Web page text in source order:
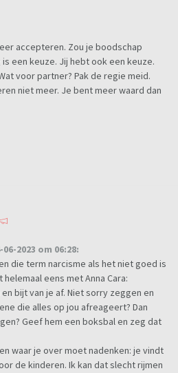
accepteren. Zou je boodschap
een keuze. Jij hebt ook een keuze.
voor partner? Pak de regie meid.
niet meer. Je bent meer waard dan
2023 om 06:28:
die term narcisme als het niet goed is
eens met Anna Cara:
bijt van je af. Niet sorry zeggen en
die alles op jou afreageert? Dan
Geef hem een boksbal en zeg dat
waar je over moet nadenken: je vindt
de kinderen. Ik kan dat slecht rijmen